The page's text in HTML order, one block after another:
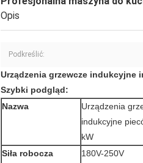
Opis
Podkreślić:
Urządzenia grzewcze indukcyjne
Szybki podgląd:
Nazwa
Urządzenia
indukcyjne
kW
Siła robocza 180V-250V